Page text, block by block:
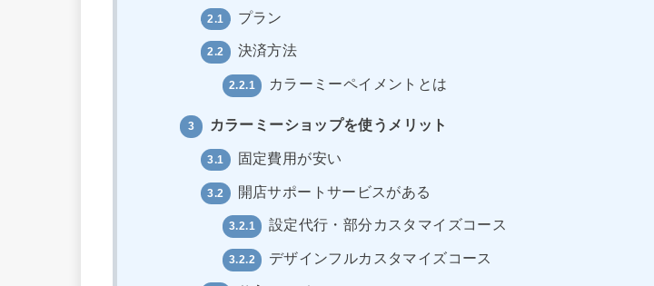
2.1 プラン
2.2 決済方法
2.2.1 カラーミーペイメントとは
3 カラーミーショップを使うメリット
3.1 固定費用が安い
3.2 開店サポートサービスがある
3.2.1 設定代行・部分カスタマイズコース
3.2.2 デザインフルカスタマイズコース